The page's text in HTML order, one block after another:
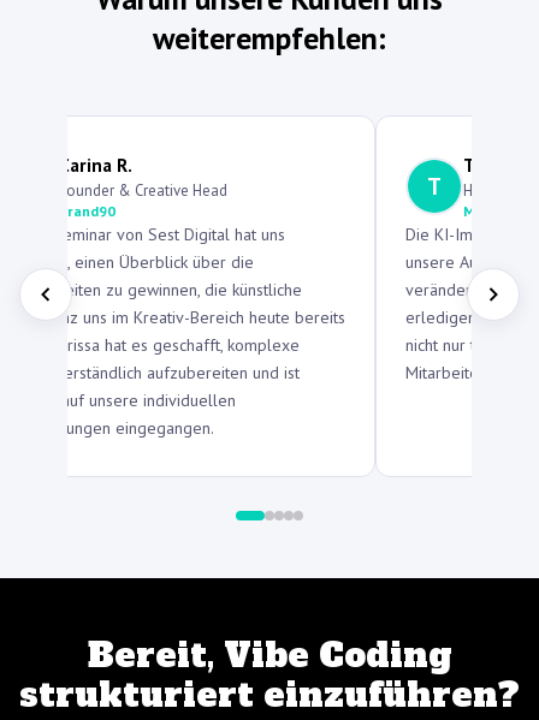
weiterempfehlen:
Carina R.
Founder & Creative Head
brand90
Das KI-Seminar von Sest Digital hat uns
geholfen, einen Überblick über die
Möglichkeiten zu gewinnen, die künstliche
Intelligenz uns im Kreativ-Bereich heute bereits
bietet. Larissa hat es geschafft, komplexe
Inhalte verständlich aufzubereiten und ist
flexibel auf unsere individuellen
Anforderungen eingegangen.
T
Thomas
Head of
Die KI-
unsere
verändert. Was
erledigen wir jetzt
nicht nur
Mitarbeiter
Bereit, Vibe Coding
strukturiert einzuführen?